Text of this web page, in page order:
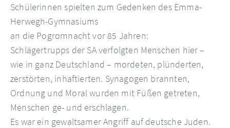
Schülerinnen spielten zum Gedenken des Emma-
Herwegh-Gymnasiums
an die Pogromnacht vor 85 Jahren:
Schlägertrupps der SA verfolgten Menschen hier –
wie in ganz Deutschland – mordeten, plünderten,
zerstörten, inhaftierten. Synagogen brannten,
Ordnung und Moral wurden mit Füßen getreten,
Menschen ge- und erschlagen.
Es war ein gewaltsamer Angriff auf deutsche Juden.